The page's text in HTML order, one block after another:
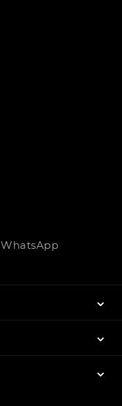
WhatsApp